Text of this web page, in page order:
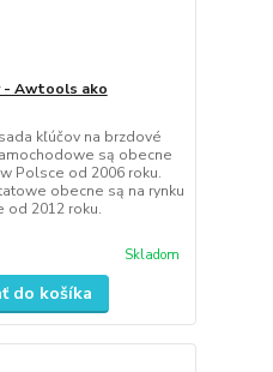
- Awtools ako
kľúčov na brzdové
są obecne
Polsce od 2006 roku.
obecne są na rynku
od 2012 roku.
Skladom
do košíka